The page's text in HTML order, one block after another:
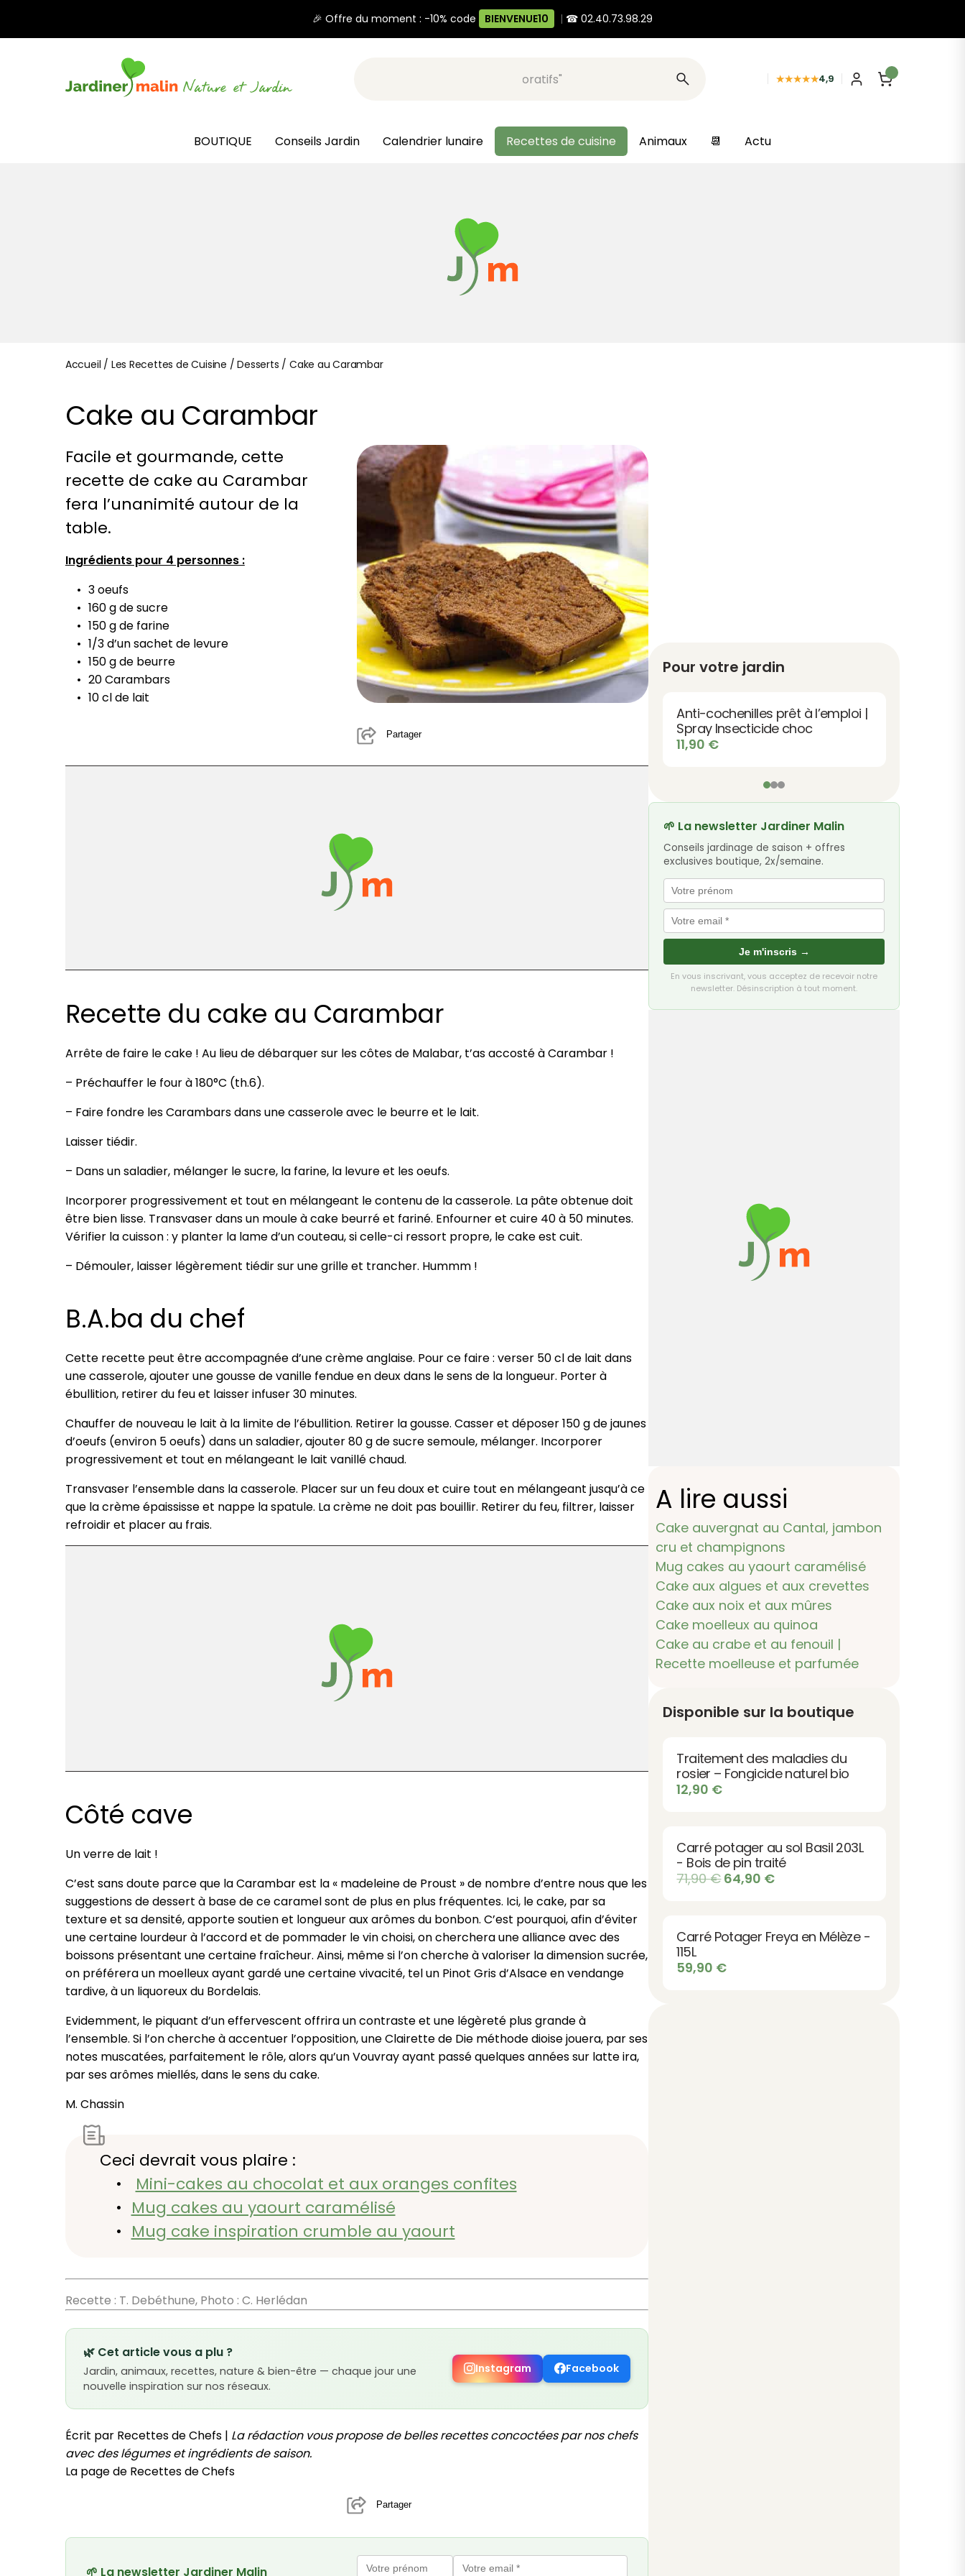
🎉 Offre du moment : -10% code BIENVENUE10 | ☎ 02.40.73.98.29
Recherche, ex: "pots décoratifs" ★★★★★4,9
BOUTIQUE Conseils Jardin Calendrier lunaire Recettes de cuisine Animaux 📆 Actu
Accueil / Les Recettes de Cuisine /Desserts / Cake au Carambar
Cake au Carambar
Partager
Facile et gourmande, cette
recette de cake au Carambar
fera l’unanimité autour de la
table.
Ingrédients pour 4 personnes :
3 oeufs
160 g de sucre
150 g de farine
1/3 d’un sachet de levure
150 g de beurre
20 Carambars
10 cl de lait
Recette du cake au Carambar
Arrête de faire le cake ! Au lieu de débarquer sur les côtes de Malabar, t’as accosté à Carambar !
– Préchauffer le four à 180°C (th.6).
– Faire fondre les Carambars dans une casserole avec le beurre et le lait.
Laisser tiédir.
– Dans un saladier, mélanger le sucre, la farine, la levure et les oeufs.
Incorporer progressivement et tout en mélangeant le contenu de la casserole. La pâte obtenue doit
être bien lisse. Transvaser dans un moule à cake beurré et fariné. Enfourner et cuire 40 à 50 minutes.
Vérifier la cuisson : y planter la lame d’un couteau, si celle-ci ressort propre, le cake est cuit.
– Démouler, laisser légèrement tiédir sur une grille et trancher. Hummm !
B.A.ba du chef
Cette recette peut être accompagnée d’une crème anglaise. Pour ce faire : verser 50 cl de lait dans
une casserole, ajouter une gousse de vanille fendue en deux dans le sens de la longueur. Porter à
ébullition, retirer du feu et laisser infuser 30 minutes.
Chauffer de nouveau le lait à la limite de l’ébullition. Retirer la gousse. Casser et déposer 150 g de jaunes
d’oeufs (environ 5 oeufs) dans un saladier, ajouter 80 g de sucre semoule, mélanger. Incorporer
progressivement et tout en mélangeant le lait vanillé chaud.
Transvaser l’ensemble dans la casserole. Placer sur un feu doux et cuire tout en mélangeant jusqu’à ce
que la crème épaississe et nappe la spatule. La crème ne doit pas bouillir. Retirer du feu, filtrer, laisser
refroidir et placer au frais.
Côté cave
Un verre de lait !
C’est sans doute parce que la Carambar est la « madeleine de Proust » de nombre d’entre nous que les
suggestions de dessert à base de ce caramel sont de plus en plus fréquentes. Ici, le cake, par sa
texture et sa densité, apporte soutien et longueur aux arômes du bonbon. C’est pourquoi, afin d’éviter
une certaine lourdeur à l’accord et de pommader le vin choisi, on cherchera une alliance avec des
boissons présentant une certaine fraîcheur. Ainsi, même si l’on cherche à valoriser la dimension sucrée,
on préférera un moelleux ayant gardé une certaine vivacité, tel un Pinot Gris d’Alsace en vendange
tardive, à un liquoreux du Bordelais.
Evidemment, le piquant d’un effervescent offrira un contraste et une légèreté plus grande à
l’ensemble. Si l’on cherche à accentuer l’opposition, une Clairette de Die méthode dioise jouera, par ses
notes muscatées, parfaitement le rôle, alors qu’un Vouvray ayant passé quelques années sur latte ira,
par ses arômes miellés, dans le sens du cake.
M. Chassin
Ceci devrait vous plaire :
Mini-cakes au chocolat et aux oranges confites
Mug cakes au yaourt caramélisé
Mug cake inspiration crumble au yaourt
Recette : T. Debéthune, Photo : C. Herlédan
🌿 Cet article vous a plu ?
Jardin, animaux, recettes, nature & bien-être — chaque jour une
nouvelle inspiration sur nos réseaux.
Instagram Facebook
Écrit par Recettes de Chefs | La rédaction vous propose de belles recettes concoctées par nos chefs
avec des légumes et ingrédients de saison.
La page de Recettes de Chefs
Partager
🌱 La newsletter Jardiner Malin
Pour votre jardin
Anti-cochenilles prêt à l’emploi |
Spray Insecticide choc
11,90 €
🌱 La newsletter Jardiner Malin
Conseils jardinage de saison + offres
exclusives boutique, 2x/semaine.
Je m'inscris →
En vous inscrivant, vous acceptez de recevoir notre
newsletter. Désinscription à tout moment.
A lire aussi
Cake auvergnat au Cantal, jambon
cru et champignons
Mug cakes au yaourt caramélisé
Cake aux algues et aux crevettes
Cake aux noix et aux mûres
Cake moelleux au quinoa
Cake au crabe et au fenouil |
Recette moelleuse et parfumée
Disponible sur la boutique
Traitement des maladies du
rosier – Fongicide naturel bio
12,90 €
Carré potager au sol Basil 203L
- Bois de pin traité
71,90€Le
était :
71,90 €.
64,90 €Le
64,90 €.
Carré Potager Freya en Mélèze -
115L
59,90 €